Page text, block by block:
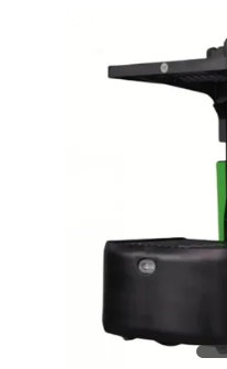
SITEMAP
PRIVACYBELEID